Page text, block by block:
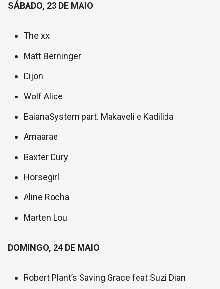
SÁBADO, 23 DE MAIO
The xx
Matt Berninger
Dijon
Wolf Alice
BaianaSystem part. Makaveli e Kadilida
Amaarae
Baxter Dury
Horsegirl
Aline Rocha
Marten Lou
DOMINGO, 24 DE MAIO
Robert Plant’s Saving Grace feat Suzi Dian